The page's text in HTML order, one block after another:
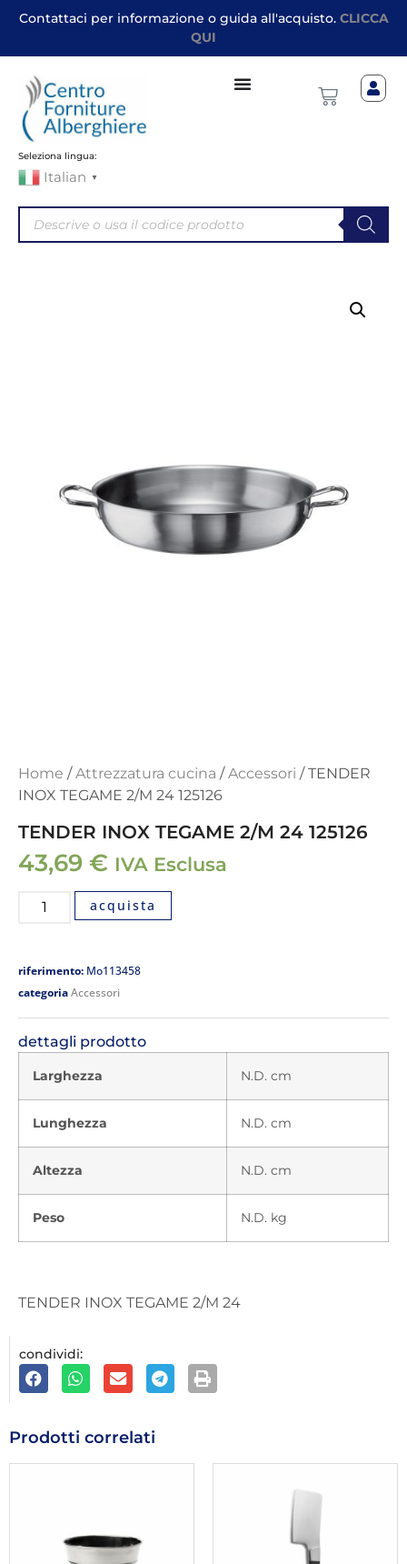
Contattaci per informazione o guida all'acquisto. CLICCA
QUI
Seleziona lingua:
Italian ▼
Home /Attrezzatura cucina /Accessori / TENDER
INOX TEGAME 2/M 24 125126
TENDER INOX TEGAME 2/M 24 125126
43,69 € IVA Esclusa
acquista
riferimento: Mo113458
categoriaAccessori
dettagli prodotto
Larghezza N.D. cm
Lunghezza N.D. cm
Altezza N.D. cm
Peso N.D. kg
TENDER INOX TEGAME 2/M 24
condividi:
Prodotti correlati